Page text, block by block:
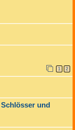
1 2
und